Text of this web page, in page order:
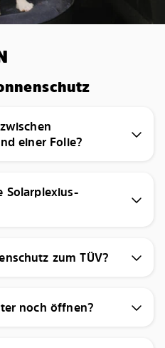
einer Folie?
Solarplexius-
zum TÜV?
noch öffnen?